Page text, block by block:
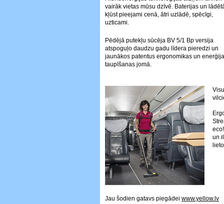
vairāk vietas mūsu dzīvē. Baterijas un
kļūst pieejami cenā, ātri uzlādē, spēcīgi,
uzticami.
Pēdējā putekļu sūcēja BV 5/1 Bp versija
atspoguļo daudzu gadu līdera pieredzi un
jaunākos patentus ergonomikas un
taupīšanas jomā.
un
Jau šodien gatavs piegādei www.yellow.lv